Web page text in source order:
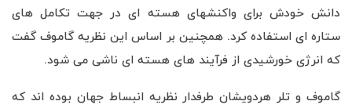
دانش خودش برای واکنشهای هسته ای در جهت تکامل های
ستاره ای استفاده کرد. همچنین بر اساس این نظریه گاموف گفت
که انرژی خورشیدی از فرآیند های هسته ای ناشی می شود.
گاموف و تلر هردویشان طرفدار نظریه انبساط جهان بوده اند که